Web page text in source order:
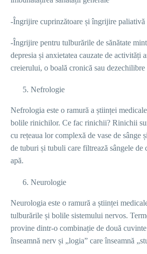
-Îngrijire cuprinzătoare și îngrijire
-Îngrijire pentru tulburările de sănătate
depresia și anxietatea cauzate de activități
creierului, o boală cronică sau
Nefrologie
Nefrologia este o ramură a științei
bolile rinichilor. Ce fac rinichii? Rinichii
cu rețeaua lor complexă de vase de sânge
de tuburi și tubuli care filtrează sângele de
apă.
Neurologie
Neurologia este o ramură a științei
tulburările și bolile sistemului nervos.
provine dintr-o combinație de două
înseamnă nerv și „logia” care înseamnă